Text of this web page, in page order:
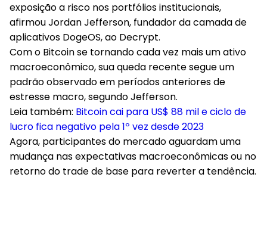
exposição a risco nos portfólios institucionais,
afirmou Jordan Jefferson, fundador da camada de
aplicativos DogeOS, ao Decrypt.
Com o Bitcoin se tornando cada vez mais um ativo
macroeconômico, sua queda recente segue um
padrão observado em períodos anteriores de
estresse macro, segundo Jefferson.
Leia também: Bitcoin cai para US$ 88 mil e ciclo de
lucro fica negativo pela 1º vez desde 2023
Agora, participantes do mercado aguardam uma
mudança nas expectativas macroeconômicas ou no
retorno do trade de base para reverter a tendência.